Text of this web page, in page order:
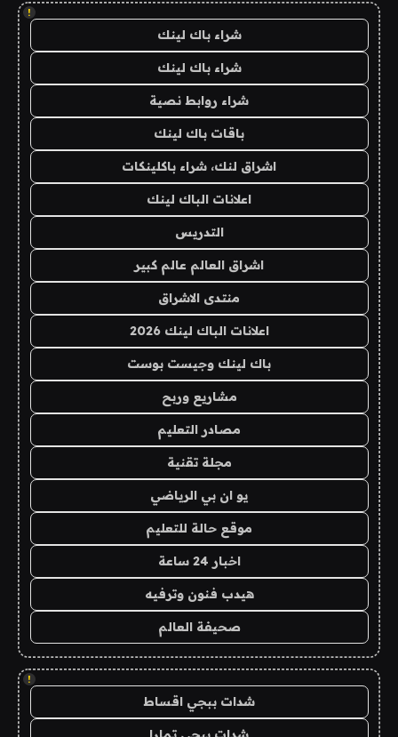
!
شراء باك لينك
شراء باك لينك
شراء روابط نصية
باقات باك لينك
اشراق لنك، شراء باكلينكات
اعلانات الباك لينك
التدريس
اشراق العالم عالم كبير
منتدى الاشراق
اعلانات الباك لينك 2026
باك لينك وجيست بوست
مشاريع وربح
مصادر التعليم
مجلة تقنية
يو ان بي الرياضي
موقع حالة للتعليم
اخبار 24 ساعة
هيدب فنون وترفيه
صحيفة العالم
!
شدات ببجي اقساط